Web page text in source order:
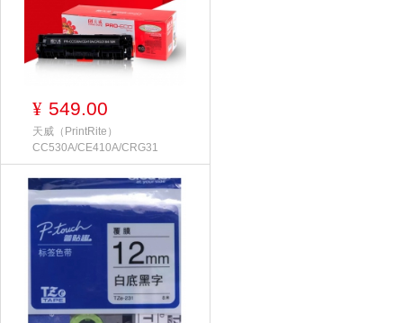
¥ 549.00
天威（PrintRite）
CC530A/CE410A/CRG31